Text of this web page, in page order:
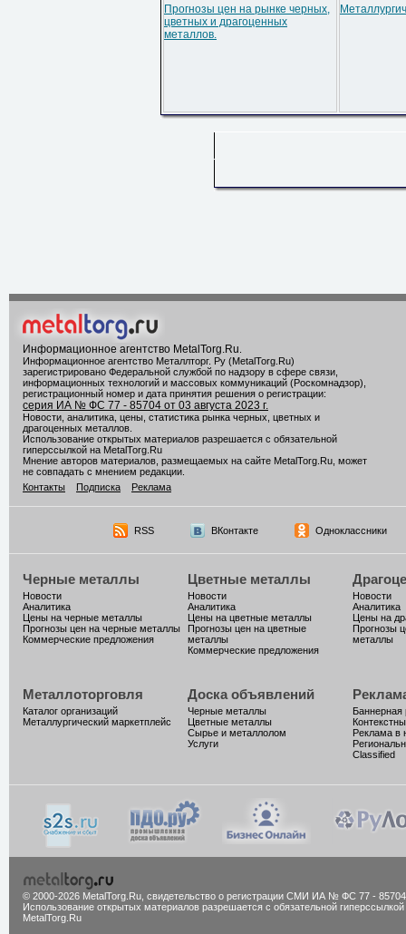
Прогнозы цен на рынке черных,
цветных и драгоценных
металлов.
Информационное агентство MetalTorg.Ru
Информационное агентство Металлторг. Ру (MetalTorg.Ru)
зарегистрировано Федеральной службой по надзору в сфере связи,
информационных технологий и массовых коммуникаций (Роскомнадзор),
регистрационный номер и дата принятия решения о регистрации:
серия ИА № ФС 77 - 85704 от 03 августа 2023 г.
Новости, аналитика, цены, статистика рынка черных, цветных и
драгоценных металлов.
Использование открытых материалов разрешается с обязательной
гиперссылкой на MetalTorg.Ru
Мнение авторов материалов, размещаемых на сайте MetalTorg.Ru, может
не совпадать с мнением редакции.
Контакты
Подписка Реклама
RSS ВКонтакте Одноклассники
Черные металлы
Новости
Аналитика
Цены на черные металлы
Прогнозы цен на черные металлы
Коммерческие предложения
Цветные металлы
Новости
Аналитика
Цены на цветные металлы
Прогнозы цен на цветные
металлы
Коммерческие предложения
Новости
Аналитика
Цены на
Прогнозы
металлы
Металлоторговля
Каталог организаций
Металлургический маркетплейс
Доска объявлений
Черные металлы
Цветные металлы
Сырье и металлолом
Услуги
Баннерная
Реклама в
Classified
© 2000-2026 MetalTorg.Ru, cвидетельство о регистрации СМИ ИА № ФС 77 - 85704
Использование открытых материалов разрешается с обязательной гиперссылкой
MetalTorg.Ru